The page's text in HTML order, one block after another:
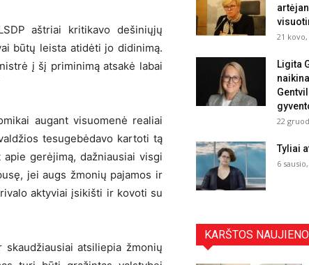
aštriai kritikavo dešiniųjų
būtų leista atidėti jo didinimą.
į šį priminimą atsakė labai
augant visuomenė realiai
tesugebėdavo kartoti tą
apie gerėjimą, dažniausiai visgi
jei augs žmonių pajamos ir
aktyviai įsikišti ir kovoti su
atsiliepia žmonių
21 kovo,
Ligita
22
Tyliai
6
KARŠTOS